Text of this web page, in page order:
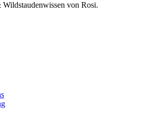
von Rosi.